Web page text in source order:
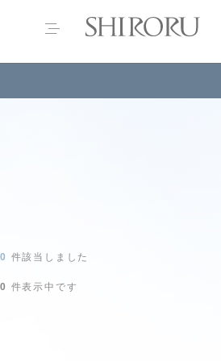
0 件該当しました
0 件表示中です